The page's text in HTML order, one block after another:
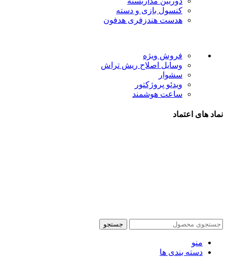
کنسول بازی و دسته
هدست هندزفری هدفون
فروش ویژه
وسایل اصلاح ریش تراش
سشوار
ویدئو پروژکتور
ساعت هوشمند
نماد های اعتماد
جستجو
منو
دسته بندی ها